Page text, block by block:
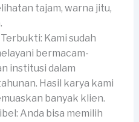
tajam, warna jitu,
Kami sudah
bermacam-
institusi dalam
Hasil karya kami
banyak klien.
Anda bisa memilih